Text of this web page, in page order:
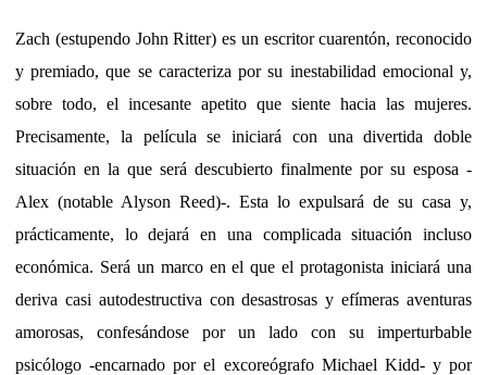
Zach (estupendo John Ritter) es un escritor cuarentón, reconocido
y premiado, que se caracteriza por su inestabilidad emocional y,
sobre todo, el incesante apetito que siente hacia las mujeres.
Precisamente, la película se iniciará con una divertida doble
situación en la que será descubierto finalmente por su esposa -
Alex (notable Alyson Reed)-. Esta lo expulsará de su casa y,
prácticamente, lo dejará en una complicada situación incluso
económica. Será un marco en el que el protagonista iniciará una
deriva casi autodestructiva con desastrosas y efímeras aventuras
amorosas, confesándose por un lado con su imperturbable
psicólogo -encarnado por el excoreógrafo Michael Kidd- y por